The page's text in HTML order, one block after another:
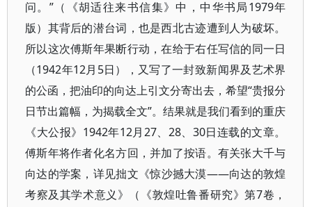
问。”（《胡适往来书信集》中，中华书局1979年
版）其背后的潜台词，也是西北古迹遭到人为破坏。
所以这次傅斯年果断行动，在给于右任写信的同一日
（1942年12月5日），又写了一封致新闻界及艺术界
的公函，把油印的向达上引文分寄出去，希望“贵报分
日节出篇幅，为揭载全文”。结果就是我们看到的重庆
《大公报》1942年12月27、28、30日连载的文章。
傅斯年将作者化名方回，并加了按语。有关张大千与
向达的学案，详见拙文《惊沙撼大漠——向达的敦煌
考察及其学术意义》（《敦煌吐鲁番研究》第7卷，